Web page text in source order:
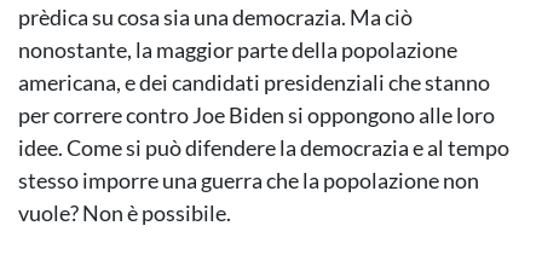
prèdica su cosa sia una democrazia. Ma ciò
nonostante, la maggior parte della popolazione
americana, e dei candidati presidenziali che stanno
per correre contro Joe Biden si oppongono alle loro
idee. Come si può difendere la democrazia e al tempo
stesso imporre una guerra che la popolazione non
vuole? Non è possibile.